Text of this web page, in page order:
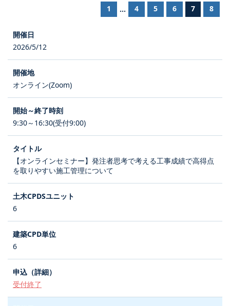
1 ... 4 5 6 7 8
2026/5/12
オンライン(Zoom)
9:30～16:30(受付9:00)
【オンラインセミナー】発注者思考で考える工事成績で高得点
を取りやすい施工管理について
6
6
受付終了